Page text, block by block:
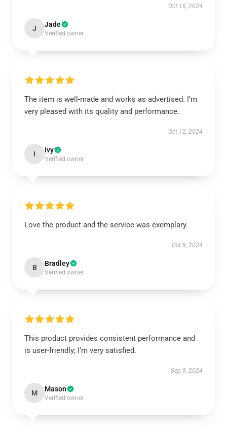
Oct 16, 2024
J Jade
Verified owner
The item is well-made and works as advertised. I’m
very pleased with its quality and performance.
Oct 12, 2024
I Ivy
Verified owner
Love the product and the service was exemplary.
Oct 6, 2024
B Bradley
Verified owner
This product provides consistent performance and
is user-friendly; I’m very satisfied.
Sep 9, 2024
M Mason
Verified owner